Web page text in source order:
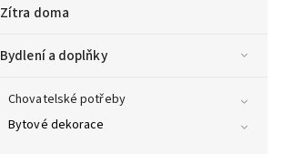
Zítra doma
Bydlení a doplňky
Chovatelské potřeby
Bytové dekorace